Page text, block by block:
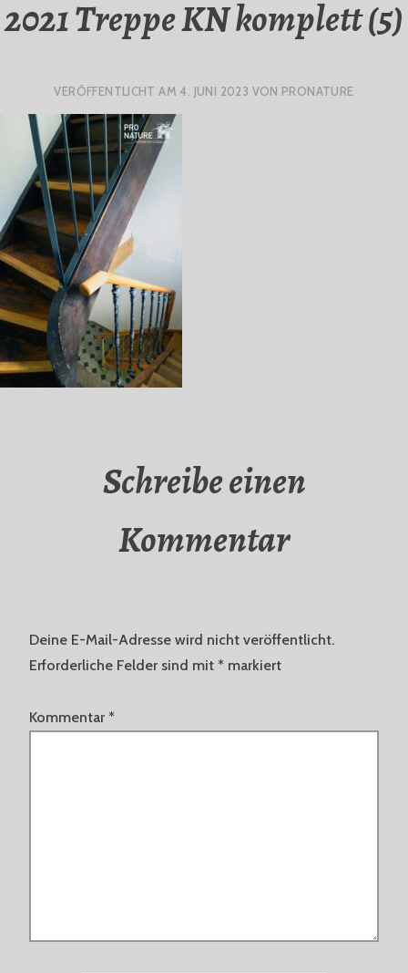
2021 Treppe KN komplett (5)
VERÖFFENTLICHT AM 4. JUNI 2023 VON PRONATURE
Schreibe einen
Kommentar
Deine E-Mail-Adresse wird nicht veröffentlicht.
Erforderliche Felder sind mit * markiert
Kommentar *